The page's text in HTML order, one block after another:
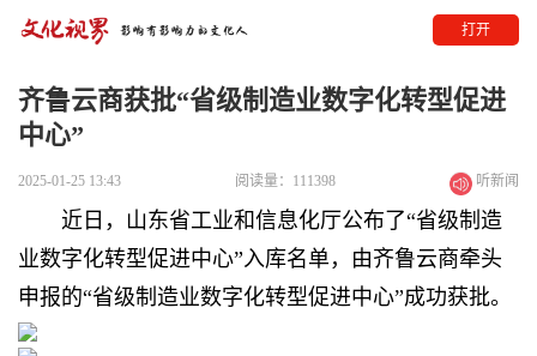
打开
齐鲁云商获批“省级制造业数字化转型促进
中心”
2025-01-25 13:43 阅读量：111398 听新闻
近日，山东省工业和信息化厅公布了“省级制造
业数字化转型促进中心”入库名单，由齐鲁云商牵头
申报的“省级制造业数字化转型促进中心”成功获批。